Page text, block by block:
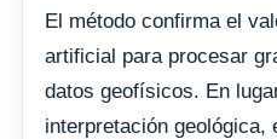
El método confirma el
artificial para procesar
datos geofísicos. En
interpretación geológica,